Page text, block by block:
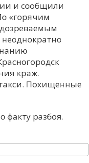
У
Х
Ч
Я
и сообщили
«горячим
краж.
Похищенные
факту разбоя.